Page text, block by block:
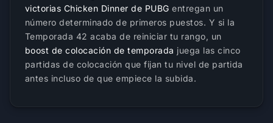
victorias Chicken Dinner de PUBG entregan un
número determinado de primeros puestos. Y si la
Temporada 42 acaba de reiniciar tu rango, un
boost de colocación de temporada juega las cinco
partidas de colocación que fijan tu nivel de partida
antes incluso de que empiece la subida.